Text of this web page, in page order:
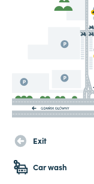
Exit
Car wash